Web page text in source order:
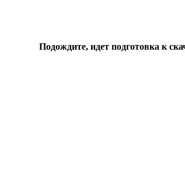
Подождите, идет подготовка к